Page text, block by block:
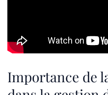
Importance de